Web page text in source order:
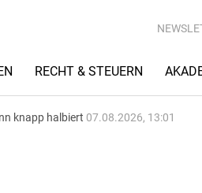
RECHT & STEUERN
knapp halbiert 07.08.2026, 13:01